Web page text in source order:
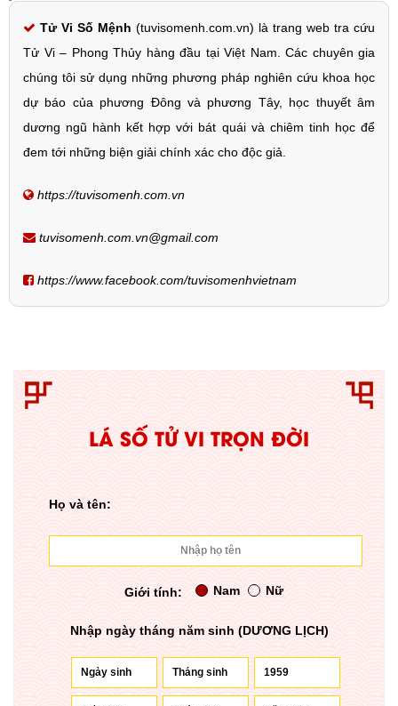
Tử Vi Số Mệnh (tuvisomenh.com.vn) là trang web tra cứu
Tử Vi – Phong Thủy hàng đầu tại Việt Nam. Các chuyên gia
chúng tôi sử dụng những phương pháp nghiên cứu khoa học
dự báo của phương Đông và phương Tây, học thuyết âm
dương ngũ hành kết hợp với bát quái và chiêm tinh học để
đem tới những biện giải chính xác cho độc giả.
https://tuvisomenh.com.vn
tuvisomenh.com.vn@gmail.com
https://www.facebook.com/tuvisomenhvietnam
LÁ SỐ TỬ VI TRỌN ĐỜI
Họ và tên:
Giới tính: Nam Nữ
Nhập ngày tháng năm sinh (DƯƠNG LỊCH)